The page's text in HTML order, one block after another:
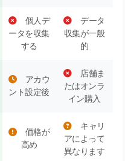
個人デ
ータを収集
する
データ
収集が一般
的
アカウ
ント設定後
店舗ま
たはオンラ
イン購入
価格が
高め
キャリ
アによって
異なります